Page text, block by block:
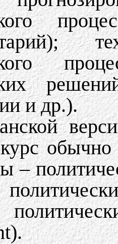
и др.).
обычно
–